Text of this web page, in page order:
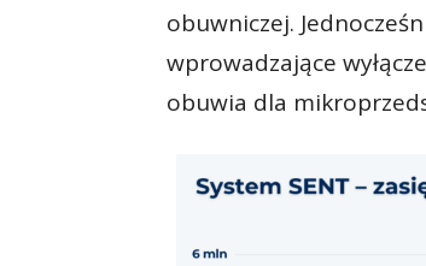
obuwniczej.
wprowadzające
obuwia dla